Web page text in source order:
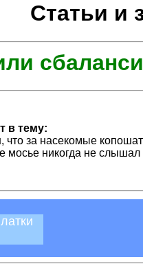
Статьи и
в тему:
что за насекомые
мосье никогда не